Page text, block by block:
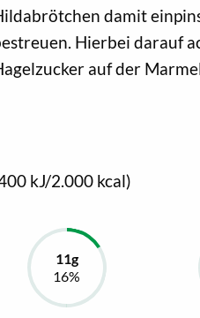
damit
Hierbei darauf
auf der
kJ/2.000 kcal)